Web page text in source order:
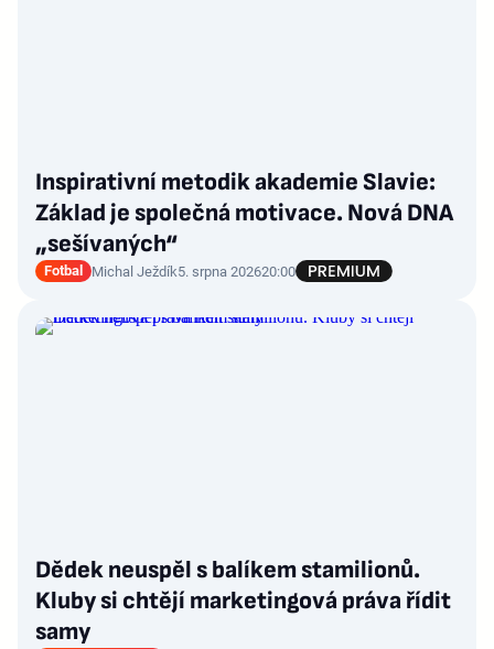
Inspirativní metodik akademie Slavie:
Základ je společná motivace. Nová DNA
„sešívaných“
Fotbal Michal Ježdík5. srpna 202620:00
Dědek neuspěl s balíkem stamilionů.
Kluby si chtějí marketingová práva řídit
samy